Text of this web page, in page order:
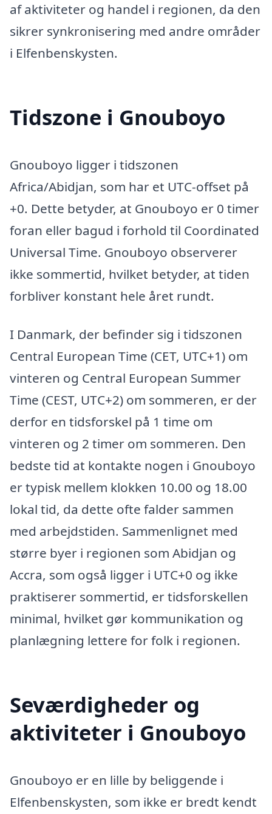
af aktiviteter og handel i regionen, da den
sikrer synkronisering med andre områder
i Elfenbenskysten.
Tidszone i Gnouboyo
Gnouboyo ligger i tidszonen
Africa/Abidjan, som har et UTC-offset på
+0. Dette betyder, at Gnouboyo er 0 timer
foran eller bagud i forhold til Coordinated
Universal Time. Gnouboyo observerer
ikke sommertid, hvilket betyder, at tiden
forbliver konstant hele året rundt.
I Danmark, der befinder sig i tidszonen
Central European Time (CET, UTC+1) om
vinteren og Central European Summer
Time (CEST, UTC+2) om sommeren, er der
derfor en tidsforskel på 1 time om
vinteren og 2 timer om sommeren. Den
bedste tid at kontakte nogen i Gnouboyo
er typisk mellem klokken 10.00 og 18.00
lokal tid, da dette ofte falder sammen
med arbejdstiden. Sammenlignet med
større byer i regionen som Abidjan og
Accra, som også ligger i UTC+0 og ikke
praktiserer sommertid, er tidsforskellen
minimal, hvilket gør kommunikation og
planlægning lettere for folk i regionen.
Seværdigheder og
aktiviteter i Gnouboyo
Gnouboyo er en lille by beliggende i
Elfenbenskysten, som ikke er bredt kendt